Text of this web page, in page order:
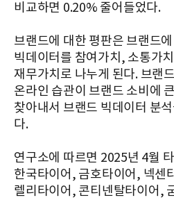
비교하면 0.20% 줄어들었다.
브랜드에 대한 평판은 브랜드
빅데이터를 참여가치, 소통가
재무가치로 나누게 된다. 브랜
온라인 습관이 브랜드 소비에
찾아내서 브랜드 빅데이터 분
다.
연구소에 따르면 2025년 4월
한국타이어, 금호타이어, 넥센
렐리타이어, 콘티넨탈타이어,